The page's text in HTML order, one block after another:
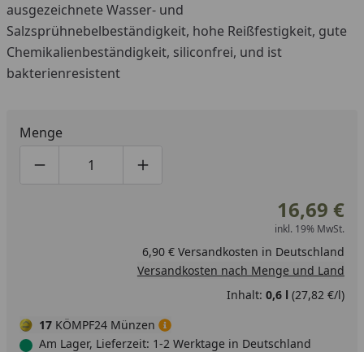
ausgezeichnete Wasser- und
Salzsprühnebelbeständigkeit, hohe Reißfestigkeit, gute
Chemikalienbeständigkeit, siliconfrei, und ist
bakterienresistent
Menge
Produktmenge um eins verringern
Produktmenge manuell eingeben
Produktmenge um eins erhöhen
16,69 €
inkl. 19% MwSt.
6,90 € Versandkosten in Deutschland
Versandkosten nach Menge und Land
Inhalt: 0,6 l (27,82 €/l)
17 KÖMPF24 Münzen
Am Lager, Lieferzeit: 1-2 Werktage in Deutschland